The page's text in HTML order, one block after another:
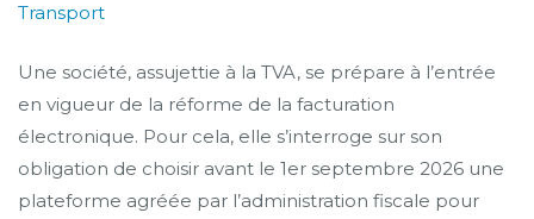
Transport
Une société, assujettie à la TVA, se prépare à l’entrée
en vigueur de la réforme de la facturation
électronique. Pour cela, elle s’interroge sur son
obligation de choisir avant le 1er septembre 2026 une
plateforme agréée par l’administration fiscale pour